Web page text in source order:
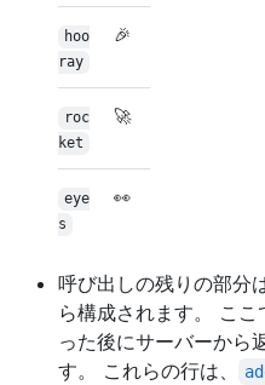
hoo
ray
🎉
roc
ket
🚀
eye
s
👀
呼び出しの残りの部分
ら構成されます。 こ
った後にサーバーから
す。 これらの行は、